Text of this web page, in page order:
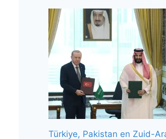
Türkiye, Pakistan en Zuid-